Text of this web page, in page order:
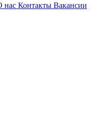
нас Контакты Вакансии